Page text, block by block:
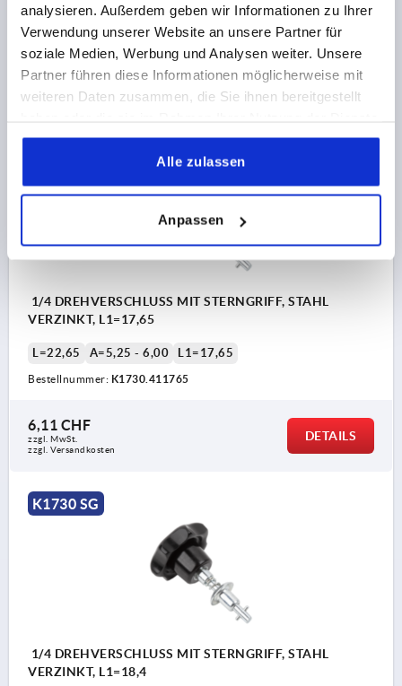
analysieren. Außerdem geben wir Informationen zu Ihrer
Verwendung unserer Website an unsere Partner für
soziale Medien, Werbung und Analysen weiter. Unsere
Partner führen diese Informationen möglicherweise mit
weiteren Daten zusammen, die Sie ihnen bereitgestellt
gesammelt haben.
Alle zulassen
Anpassen
Bestellnummer: K1730.411690
6,11 CHF
zzgl. Versandkosten
DETAILS
1/4 DREHVERSCHLUSS MIT STERNGRIFF, STAHL
VERZINKT, L1=17,65
L=22,65 A=5,25 - 6,00 L1=17,65
Bestellnummer: K1730.411765
6,11 CHF
zzgl. MwSt.
zzgl. Versandkosten
DETAILS
K1730 SG
1/4 DREHVERSCHLUSS MIT STERNGRIFF, STAHL
VERZINKT, L1=18,4